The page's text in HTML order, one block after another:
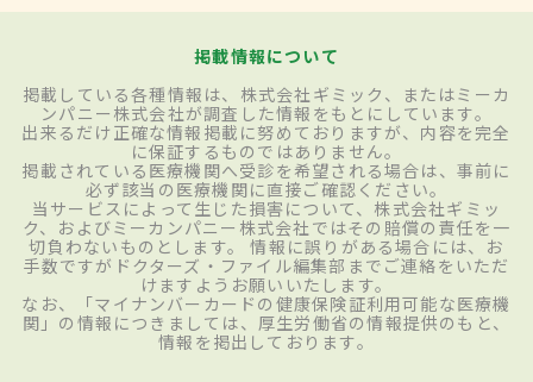
掲載情報について
掲載している各種情報は、株式会社ギミック、またはミーカ
ンパニー株式会社が調査した情報をもとにしています。
出来るだけ正確な情報掲載に努めておりますが、内容を完全
に保証するものではありません。
掲載されている医療機関へ受診を希望される場合は、事前に
必ず該当の医療機関に直接ご確認ください。
当サービスによって生じた損害について、株式会社ギミッ
ク、およびミーカンパニー株式会社ではその賠償の責任を一
切負わないものとします。 情報に誤りがある場合には、お
手数ですがドクターズ・ファイル編集部までご連絡をいただ
けますようお願いいたします。
なお、「マイナンバーカードの健康保険証利用可能な医療機
関」の情報につきましては、厚生労働省の情報提供のもと、
情報を掲出しております。